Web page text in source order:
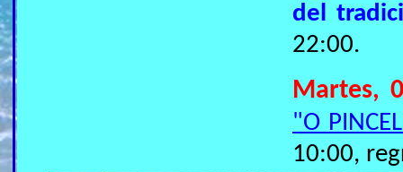
del
22:00.
Martes,
"O
10:00,